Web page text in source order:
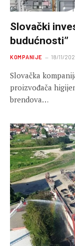
Slovački
budućnosti”
KOMPANIJE 18/11/
Slovačka
proizvođača
brendova…